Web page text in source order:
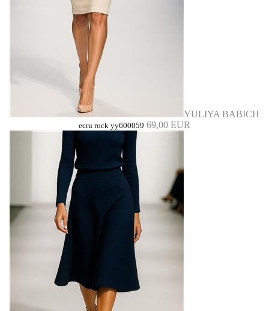
YULIYA BABICH
ecru rock yy600059 69,00 EUR